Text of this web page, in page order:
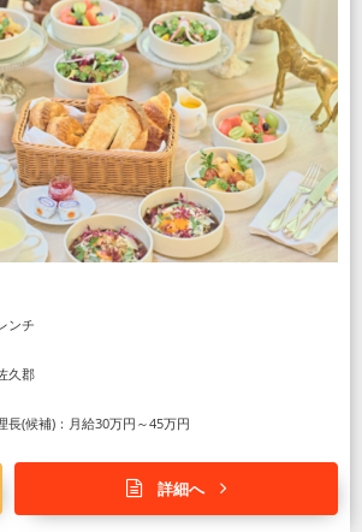
ンチ
久郡
長(候補)：月給30万円～45万円
詳細へ